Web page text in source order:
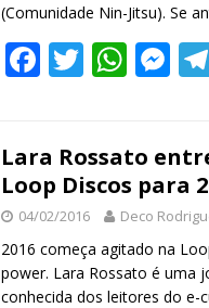
(Comunidade Nin-Jitsu). Se
F
ac
b
o
o
k
T
w
er
W
h
s
A
p
p
M
e
e
n
g
er
Lara Rossato
Loop Discos para
04/02/2016 Deco
2016 começa agitado na
power. Lara Rossato é uma
conhecida dos leitores do e-